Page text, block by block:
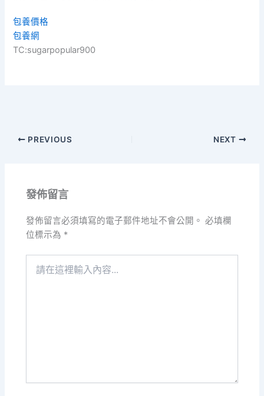
包養價格
包養網
TC:sugarpopular900
PREVIOUS NEXT
發佈留言
發佈留言必須填寫的電子郵件地址不會公開。 必填欄
位標示為 *